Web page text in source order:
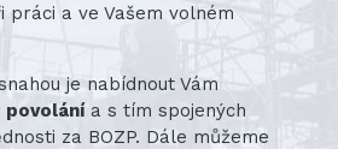
a ve Vašem volném
je nabídnout Vám
povolánía s tím spojených
za BOZP. Dále můžeme